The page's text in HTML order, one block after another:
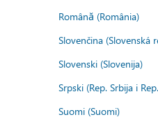
Română (România)
Slovenčina (Slovenská
Slovenski (Slovenija)
Srpski (Rep. Srbija i
Suomi (Suomi)